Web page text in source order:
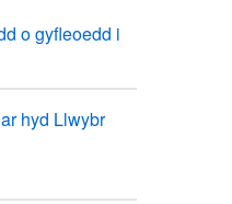
o gyfleoedd i
hyd Llwybr